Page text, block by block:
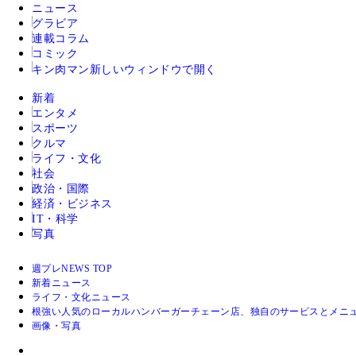
ニュース
グラビア
連載コラム
コミック
キン肉マン 新しいウィンドウで開く
新着
エンタメ
スポーツ
クルマ
ライフ・文化
社会
政治・国際
経済・ビジネス
IT・科学
写真
週プレNEWS TOP
新着ニュース
ライフ・文化ニュース
根強い人気のローカルハンバーガーチェーン店、独自のサービスとメニ
画像・写真